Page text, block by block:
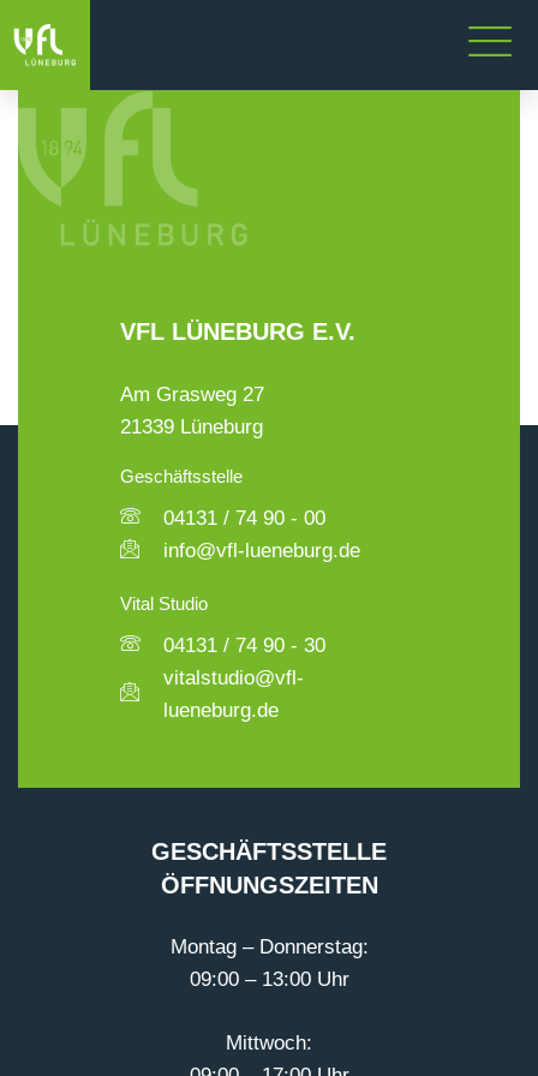
VFL LÜNEBURG E.V.
Am Grasweg 27
21339 Lüneburg
Geschäftsstelle
04131 / 74 90 - 00
info@vfl-lueneburg.de
Vital Studio
04131 / 74 90 - 30
vitalstudio@vfl-
lueneburg.de
GESCHÄFTSSTELLE
ÖFFNUNGSZEITEN
Montag – Donnerstag:
09:00 – 13:00 Uhr
Mittwoch: